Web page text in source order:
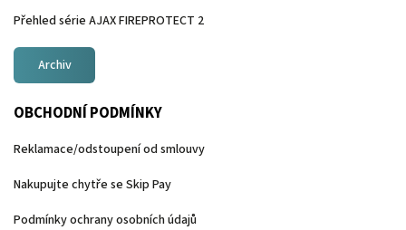
Přehled série AJAX FIREPROTECT 2
Archiv
OBCHODNÍ PODMÍNKY
Reklamace/odstoupení od smlouvy
Nakupujte chytře se Skip Pay
Podmínky ochrany osobních údajů